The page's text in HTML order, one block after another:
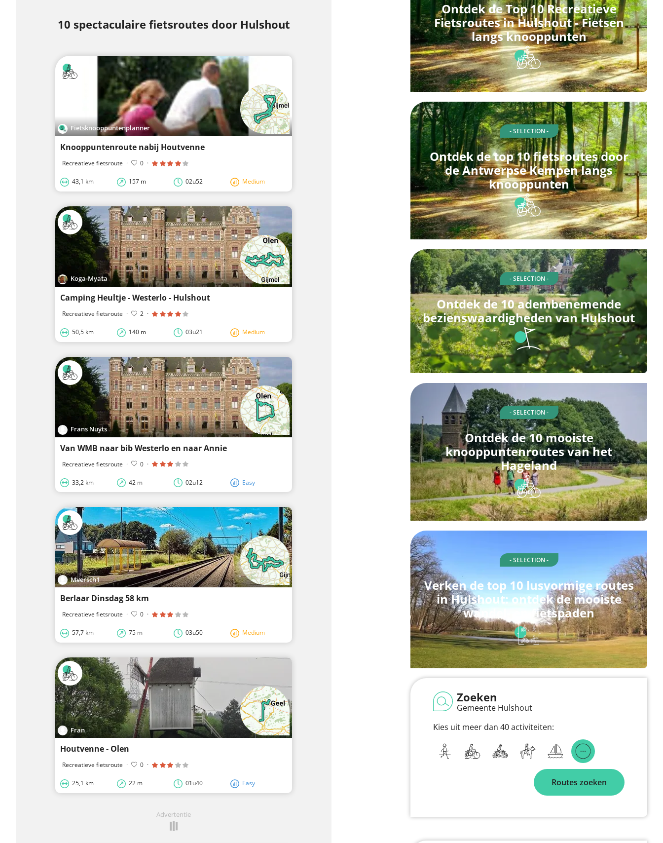
10 spectaculaire fietsroutes door Hulshout
Fietsknooppuntenplanner
Knooppuntenroute nabij Houtvenne
Recreatieve fietsroute · 0 ·
43,1 km 157 m 02u52 Medium
Koga-Myata
Camping Heultje - Westerlo - Hulshout
Recreatieve fietsroute · 2 ·
50,5 km 140 m 03u21 Medium
Frans Nuyts
Van WMB naar bib Westerlo en naar Annie
Recreatieve fietsroute · 0 ·
33,2 km 42 m 02u12 Easy
Mversch1
Berlaar Dinsdag 58 km
Recreatieve fietsroute · 0 ·
57,7 km 75 m 03u50 Medium
Fran
Houtvenne - Olen
Recreatieve fietsroute · 0 ·
25,1 km 22 m 01u40 Easy
Advertentie
Ontdek de Top 10 Recreatieve
Fietsroutes in Hulshout - Fietsen
langs knooppunten
- SELECTION -
Ontdek de top 10 fietsroutes door
de Antwerpse Kempen langs
knooppunten
- SELECTION -
Ontdek de 10 adembenemende
bezienswaardigheden van Hulshout
- SELECTION -
Ontdek de 10 mooiste
knooppuntenroutes van het
Hageland
- SELECTION -
Verken de top 10 lusvormige routes
in Hulshout: ontdek de mooiste
wandel- en fietspaden
Zoeken
Gemeente Hulshout
Kies uit meer dan 40 activiteiten:
Routes zoeken